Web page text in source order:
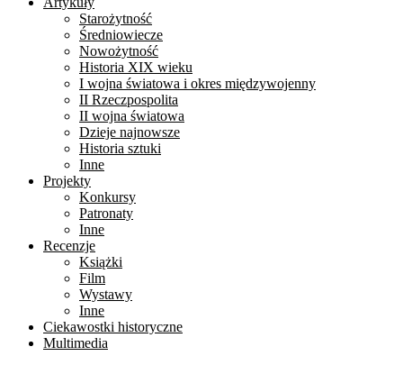
Starożytność
Średniowiecze
Nowożytność
Historia XIX wieku
I wojna światowa i okres międzywojenny
II Rzeczpospolita
II wojna światowa
Dzieje najnowsze
Historia sztuki
Inne
Projekty
Konkursy
Patronaty
Inne
Recenzje
Książki
Film
Wystawy
Inne
Ciekawostki historyczne
Multimedia